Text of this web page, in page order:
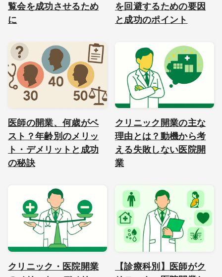
覧会を成功させるため
に
を回避するための要因
と成功のポイント
医師の開業、何歳がベ
スト？年齢別のメリッ
ト・デメリットと成功
の秘訣
クリニック開業の主な
理由とは？動機から考
える失敗しない医院開
業
クリニック・医院開業
【診療科別】医師がク